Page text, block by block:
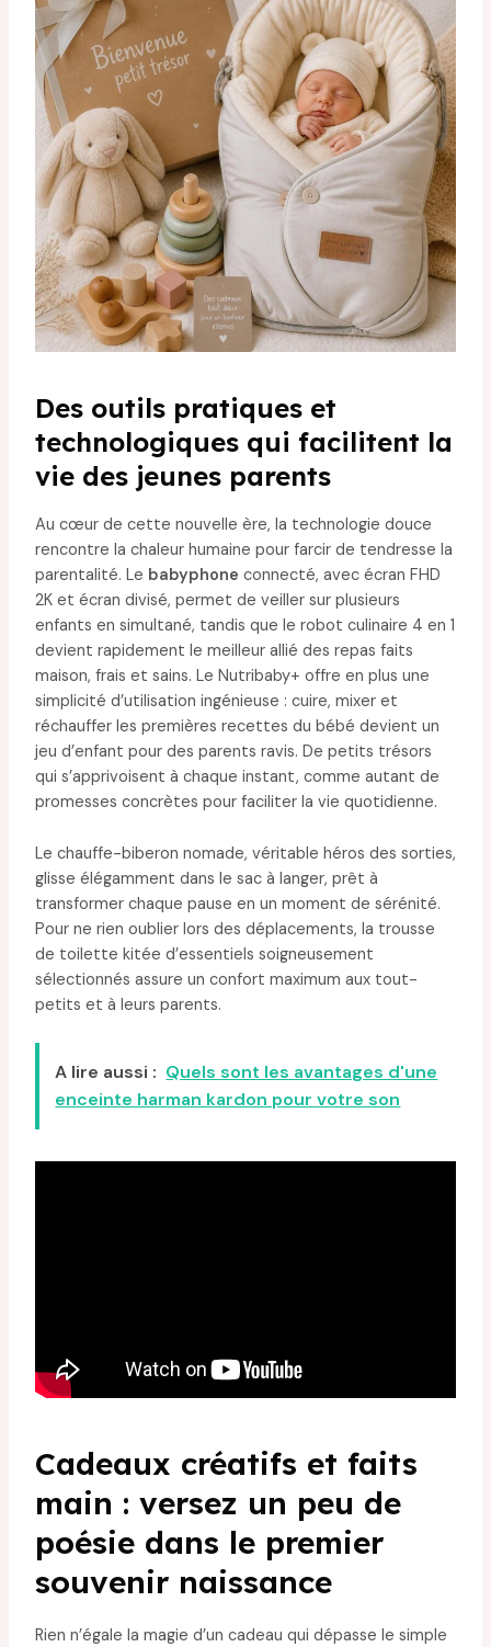
Des outils pratiques et
technologiques qui facilitent la
vie des jeunes parents
Au cœur de cette nouvelle ère, la technologie douce
rencontre la chaleur humaine pour farcir de tendresse la
parentalité. Le babyphone connecté, avec écran FHD
2K et écran divisé, permet de veiller sur plusieurs
enfants en simultané, tandis que le robot culinaire 4 en 1
devient rapidement le meilleur allié des repas faits
maison, frais et sains. Le Nutribaby+ offre en plus une
simplicité d’utilisation ingénieuse : cuire, mixer et
réchauffer les premières recettes du bébé devient un
jeu d’enfant pour des parents ravis. De petits trésors
qui s’apprivoisent à chaque instant, comme autant de
promesses concrètes pour faciliter la vie quotidienne.
Le chauffe-biberon nomade, véritable héros des sorties,
glisse élégamment dans le sac à langer, prêt à
transformer chaque pause en un moment de sérénité.
Pour ne rien oublier lors des déplacements, la trousse
de toilette kitée d’essentiels soigneusement
sélectionnés assure un confort maximum aux tout-
petits et à leurs parents.
A lire aussi : Quels sont les avantages d'une
enceinte harman kardon pour votre son
Cadeaux créatifs et faits
main : versez un peu de
poésie dans le premier
souvenir naissance
Rien n’égale la magie d’un cadeau qui dépasse le simple